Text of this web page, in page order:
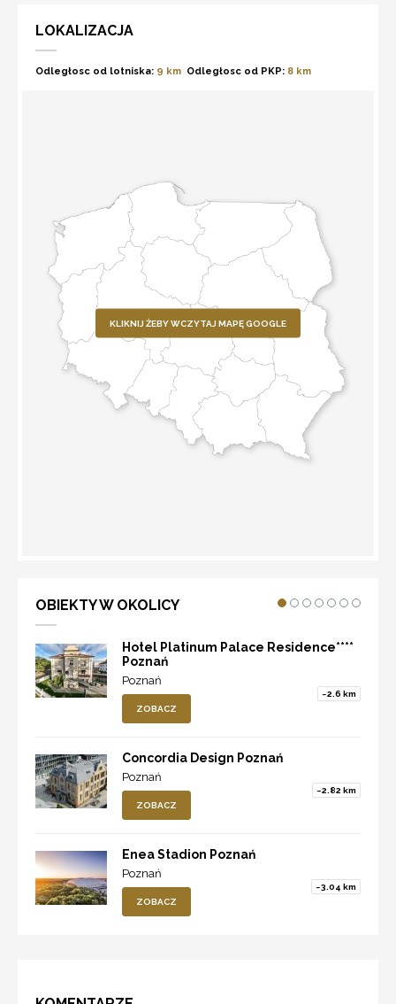
LOKALIZACJA
Odległosc od lotniska: 9 km Odległosc od PKP: 8 km
KLIKNIJ ŻEBY WCZYTAJ MAPĘ GOOGLE
OBIEKTY W OKOLICY
Hotel Platinum Palace Residence****
Poznań
Poznań
~2.6 km
ZOBACZ
Concordia Design Poznań
Poznań
~2.82 km
ZOBACZ
Enea Stadion Poznań
Poznań
~3.04 km
ZOBACZ